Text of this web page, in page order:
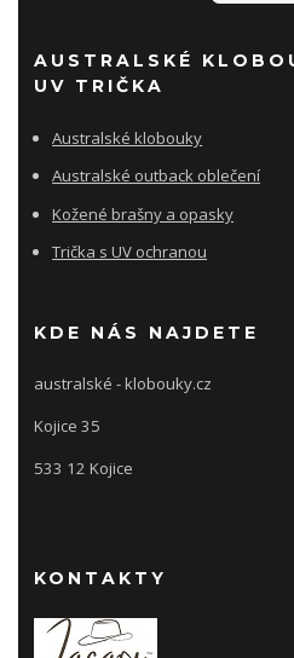
AUSTRALSKÉ
UV TRIČKA
Australské klobouky
Australské outback oblečení
Kožené brašny a opasky
Trička s UV ochranou
KDE NÁS NAJDETE
australské - klobouky.cz
Kojice 35
533 12 Kojice
KONTAKTY